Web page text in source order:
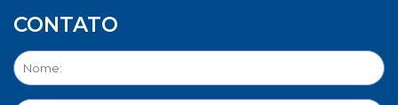
CONTATO